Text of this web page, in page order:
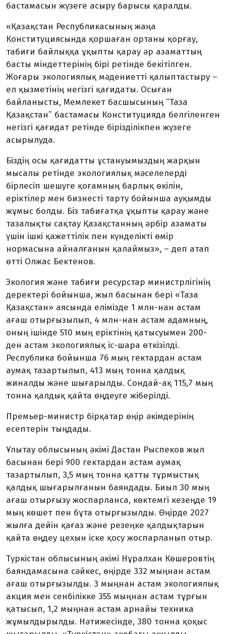
бастамасын жүзеге асыру барысы қаралды.
«Қазақстан Республикасының жаңа
Конституциясында қоршаған ортаны қорғау,
табиғи байлыққа ұқыпты қарау әр азаматтың
басты міндеттерінің бірі ретінде бекітілген.
Жоғары экологиялық мәдениетті қалыптастыру –
ел қызметінің негізгі қағидаты. Осыған
байланысты, Мемлекет басшысының “Таза
Қазақстан” бастамасы Конституцияда белгіленген
негізгі қағидат ретінде бірізділікпен жүзеге
асырылуда.
Біздің осы қағидатты ұстануымыздың жарқын
мысалы ретінде экологиялық мәселелерді
бірлесіп шешуге қоғамның барлық өкілін,
еріктілер мен бизнесті тарту бойынша ауқымды
жұмыс болды. Біз табиғатқа ұқыпты қарау және
тазалықты сақтау Қазақстанның әрбір азаматы
үшін ішкі қажеттілік пен күнделікті өмір
нормасына айналғанын қалаймыз», – деп атап
өтті Олжас Бектенов.
Экология және табиғи ресурстар министрлігінің
деректері бойынша, жыл басынан бері «Таза
Қазақстан» аясында елімізде 1 млн-нан астам
ағаш отырғызылып, 4 млн-нан астам адамның,
оның ішінде 510 мың еріктінің қатысуымен 200-
ден астам экологиялық іс-шара өткізілді.
Республика бойынша 76 мың гектардан астам
аумақ тазартылып, 413 мың тонна қалдық
жиналды және шығарылды. Сондай-ақ 115,7 мың
тонна қалдық қайта өңдеуге жіберілді.
Премьер-министр бірқатар өңір әкімдерінің
есептерін тыңдады.
Ұлытау облысының әкімі Дастан Рыспеков жыл
басынан бері 900 гектардан астам аумақ
тазартылып, 3,5 мың тонна қатты тұрмыстық
қалдық шығарылғанын баяндады. Биыл 30 мың
ағаш отырғызу жоспарланса, көктемгі кезеңде 19
мың көшет пен бұта отырғызылды. Өңірде 2027
жылға дейін қағаз және резеңке қалдықтарын
қайта өңдеу цехын іске қосу жоспарланып отыр.
Түркістан облысының әкімі Нұралхан Көшеровтің
баяндамасына сәйкес, өңірде 332 мыңнан астам
ағаш отырғызылды. 3 мыңнан астам экологиялық
акция мен сенбілікке 355 мыңнан астам тұрғын
қатысып, 1,2 мыңнан астам арнайы техника
жұмылдырылды. Нәтижесінде, 380 тонна қоқыс